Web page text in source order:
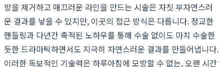
방을 제거하고 매끄러운 라인을 만드는 시술은 자칫 부자연스러
운 결과를 낳을 수 있지만, 이곳의 접근 방식은 다릅니다. 정교한
핸들링과 다년간 축적된 노하우를 통해 수술 없이도 마치 수술한
듯한 드라마틱하면서도 지극히 자연스러운 결과를 만들어냅니다.
이러한 독보적인 기술력은 하루아침에 모방할 수 없는, 오랜 시간